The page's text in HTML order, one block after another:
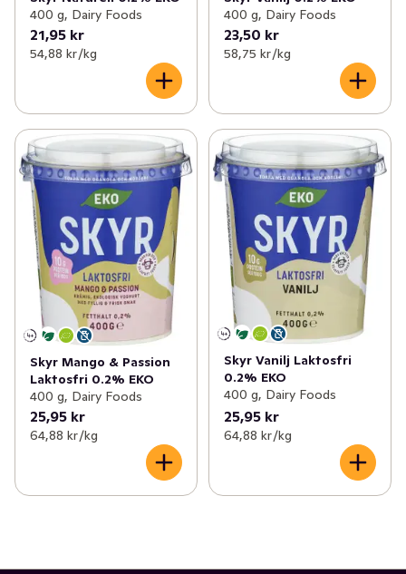
✓ Växtbaserat (12)
✓ Cottage cheese, kvarg & skyr (4)
Mellanmål & desserter
✓ Kvarg portionsförp.
400 g, Dairy Foods
21,95 kr
54,88 kr /kg
400 g, Dairy Foods
23,50 kr
58,75 kr /kg
Skyr Mango & Passion
Laktosfri 0.2% EKO
400 g, Dairy Foods
25,95 kr
64,88 kr /kg
Skyr Vanilj Laktosfri
0.2% EKO
400 g, Dairy Foods
25,95 kr
64,88 kr /kg